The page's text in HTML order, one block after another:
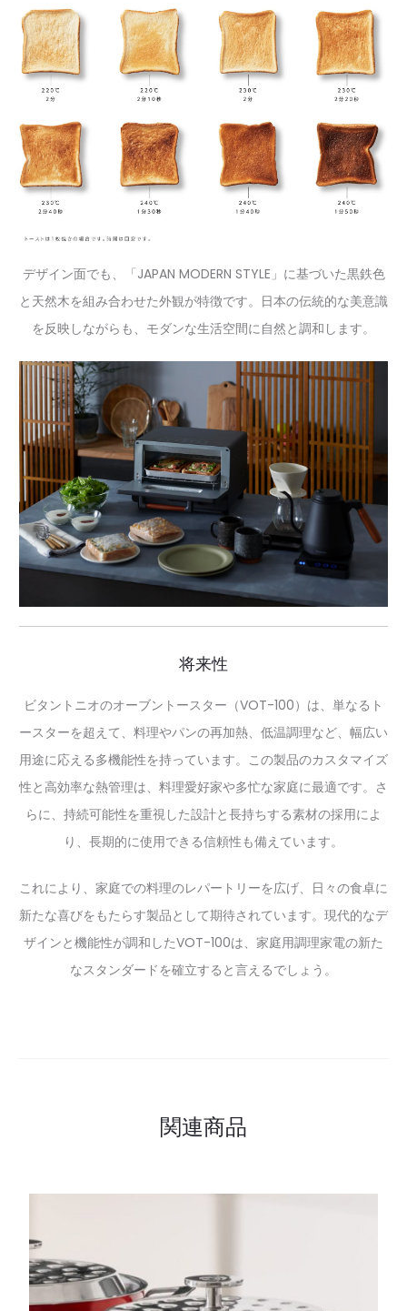
デザイン面でも、「JAPAN MODERN STYLE」に基づいた黒鉄色
と天然木を組み合わせた外観が特徴です。日本の伝統的な美意識
を反映しながらも、モダンな生活空間に自然と調和します。
将来性
ビタントニオのオーブントースター（VOT-100）は、単なるト
ースターを超えて、料理やパンの再加熱、低温調理など、幅広い
用途に応える多機能性を持っています。この製品のカスタマイズ
性と高効率な熱管理は、料理愛好家や多忙な家庭に最適です。さ
らに、持続可能性を重視した設計と長持ちする素材の採用によ
り、長期的に使用できる信頼性も備えています。
これにより、家庭での料理のレパートリーを広げ、日々の食卓に
新たな喜びをもたらす製品として期待されています。現代的なデ
ザインと機能性が調和したVOT-100は、家庭用調理家電の新た
なスタンダードを確立すると言えるでしょう。
関連商品